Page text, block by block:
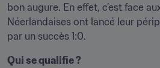
bon augure. En effet, c’est face
Néerlandaises ont lancé leur
par un succès 1:0.
Qui se qualifie ?